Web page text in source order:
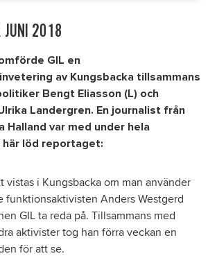
JUNI 2018
GIL en
av Kungsbacka tillsammans
Bengt Eliasson (L) och
Landergren. En journalist från
Halland var med under hela
här löd reportaget:
vistas i Kungsbacka om man använder
funktionsaktivisten Anders Westgerd
GIL ta reda på. Tillsammans med
aktivister tog han förra veckan en
för att se.